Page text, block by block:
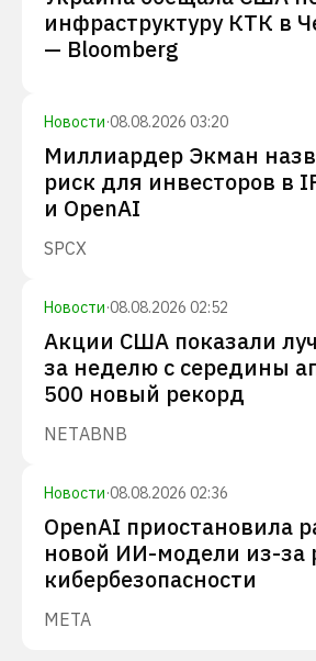
инфраструктуру КТК в
— Bloomberg
Новости·08.08.2026 03:20
Миллиардер Экман
риск для инвесторов в
и OpenAI
SPCX
Новости·08.08.2026 02:52
Акции США показали
за неделю с середины
500 новый рекорд
NETABNB
Новости·08.08.2026 02:36
OpenAI приостановила
новой ИИ-модели из-за
кибербезопасности
META